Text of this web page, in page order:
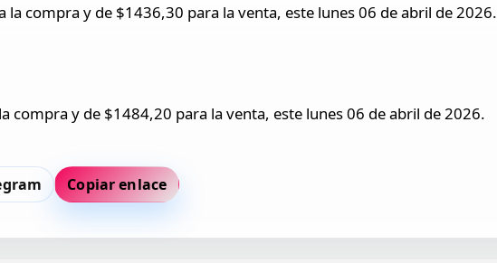
la compra y de $1436,30 para la venta, este lunes 06 de abril de 2026.
compra y de $1484,20 para la venta, este lunes 06 de abril de 2026.
Copiar enlace